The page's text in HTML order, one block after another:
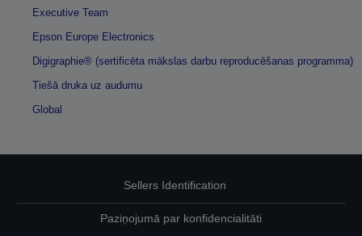
Executive Team
Epson Europe Electronics
Digigraphie® (sertificēta mākslas darbu reproducēšanas programma)
Tiešā druka uz audumu
Global
Sellers Identification
Paziņojumā par konfidencialitāti